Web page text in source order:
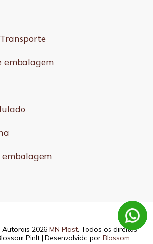
embalagem
embalagem
Autorais 2026 MN Plast. Todos os direitos
PinIt | Desenvolvido por Blossom